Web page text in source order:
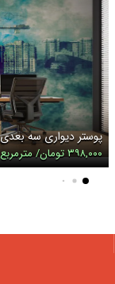
پوستر دیواری سه
۳۹۸,۰۰۰ تومان/ مترمربع